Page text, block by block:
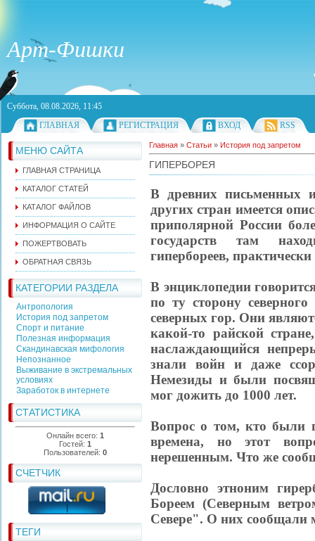
Арт-Фишки
Суббота, 08.08.2026, 11:45
ГЛАВНАЯ
РЕГИСТРАЦИЯ ВХОД RSS
МЕНЮ САЙТА
ГЛАВНАЯ СТРАНИЦА
КАТАЛОГ СТАТЕЙ
КАТАЛОГ ФАЙЛОВ
ИНФОРМАЦИЯ О САЙТЕ
ПОЖЕРТВОВАТЬ
ОБРАТНАЯ СВЯЗЬ
КАТЕГОРИИ РАЗДЕЛА
Антропология
История под запретом
Спорт и питание
Полезная информация
Скандинавская мифология
Непознанное
Выживание в экстремальных
условиях
Заработок в интернете
СТАТИСТИКА
Онлайн всего: 1
Гостей: 1
Пользователей: 0
СЧЕТЧИК
ТЕГИ
Главная » Статьи » История под запретом
ГИПЕРБОРЕЯ
В древних письменных
других стран имеется
приполярной России
государств там
гипербореев,
В энциклопедии
по ту сторону
северных гор. Они
какой-то райской
наслаждающийся
знали войн и даже
Немезиды и были
мог дожить до 1000 лет.
Вопрос о том, кто были
времена, но этот
нерешенным. Что же
Дословно этноним
Бореем (Северным
Севере". О них сообщали